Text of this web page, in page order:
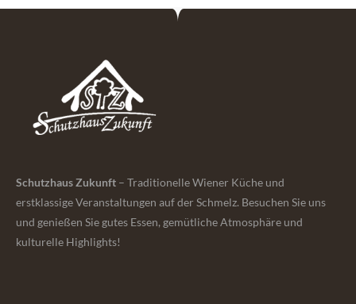
Schutzhaus Zukunft – Traditionelle Wiener Küche und
erstklassige Veranstaltungen auf der Schmelz. Besuchen Sie uns
und genießen Sie gutes Essen, gemütliche Atmosphäre und
kulturelle Highlights!